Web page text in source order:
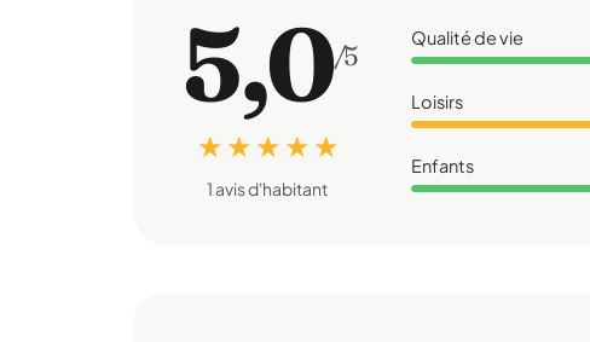
5,0/5
★ ★ ★ ★ ★
1 avis d'habitant
Qualité de vie
Loisirs
Enfants